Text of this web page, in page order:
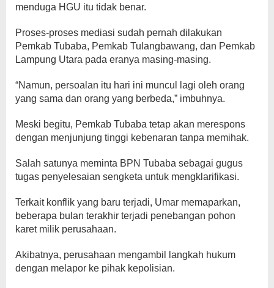
menduga HGU itu tidak benar.
Proses-proses mediasi sudah pernah dilakukan
Pemkab Tubaba, Pemkab Tulangbawang, dan Pemkab
Lampung Utara pada eranya masing-masing.
“Namun, persoalan itu hari ini muncul lagi oleh orang
yang sama dan orang yang berbeda,” imbuhnya.
Meski begitu, Pemkab Tubaba tetap akan merespons
dengan menjunjung tinggi kebenaran tanpa memihak.
Salah satunya meminta BPN Tubaba sebagai gugus
tugas penyelesaian sengketa untuk mengklarifikasi.
Terkait konflik yang baru terjadi, Umar memaparkan,
beberapa bulan terakhir terjadi penebangan pohon
karet milik perusahaan.
Akibatnya, perusahaan mengambil langkah hukum
dengan melapor ke pihak kepolisian.